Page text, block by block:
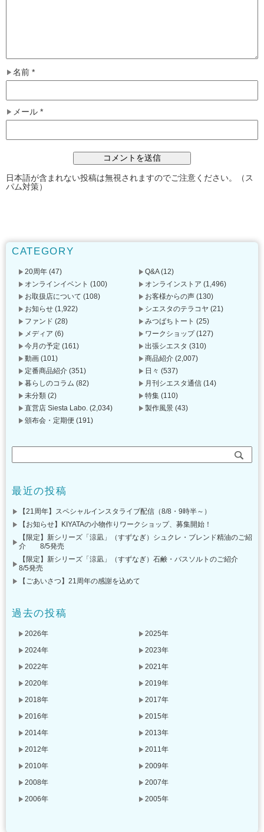
名前 *
メール *
日本語が含まれない投稿は無視されますのでご注意ください。（ス
パム対策）
CATEGORY
20周年 (47) Q&A(12)
オンラインイベント (100) オンラインストア (1,496)
お取扱店について (108) お客様からの声 (130)
お知らせ (1,922) シエスタのテラコヤ (21)
ファンド (28) みつばちトート (25)
メディア (6) ワークショップ(127)
今月の予定 (161) 出張シエスタ (310)
動画 (101) 商品紹介 (2,007)
定番商品紹介 (351) 日々 (537)
暮らしのコラム (82) 月刊シエスタ通信 (14)
未分類 (2) 特集 (110)
直営店 Siesta Labo. (2,034) 製作風景 (43)
頒布会・定期便 (191)
最近の投稿
【21周年】スペシャルインスタライブ配信（8/8・9時半～）
【お知らせ】KIYATAの小物作りワークショップ、募集開始！
【限定】新シリーズ「涼凪」（すずなぎ）シュクレ・ブレンド精油のご紹
介 8/5発売
【限定】新シリーズ「涼凪」（すずなぎ）石鹸・バスソルトのご紹介
8/5発売
【ごあいさつ】21周年の感謝を込めて
過去の投稿
2026年
2025年
2024年
2023年
2022年
2021年
2020年
2019年
2018年
2017年
2016年
2015年
2014年
2013年
2012年
2011年
2010年
2009年
2008年
2007年
2006年
2005年